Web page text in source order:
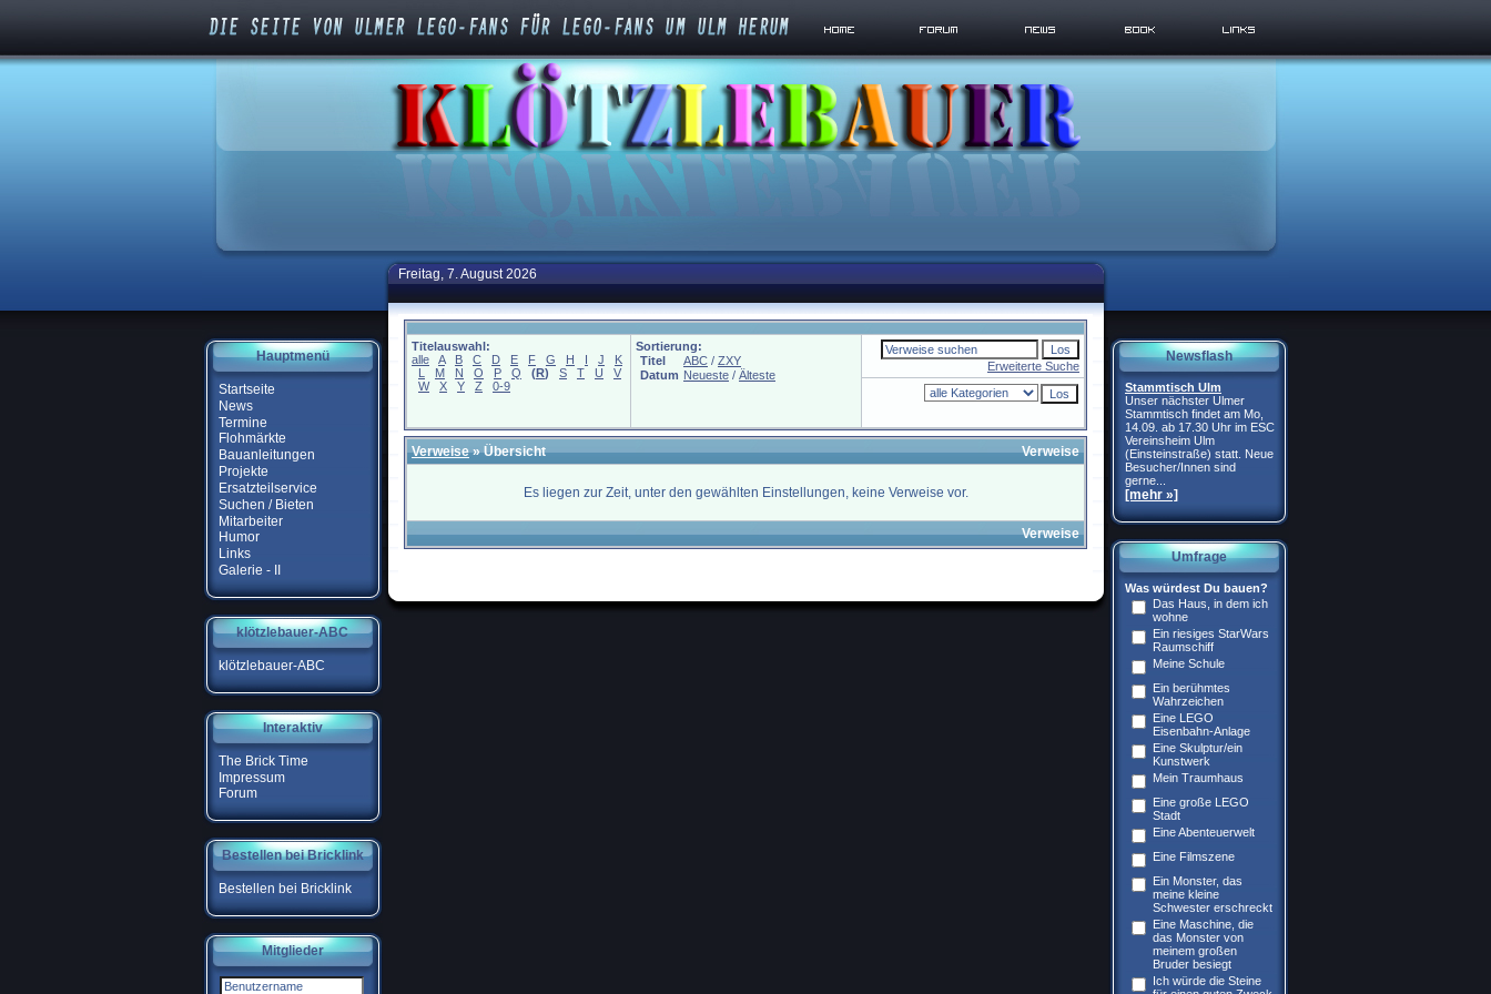
Hauptmenü
Startseite
News
Termine
Flohmärkte
Bauanleitungen
Projekte
Ersatzteilservice
Suchen / Bieten
Mitarbeiter
Humor
Links
Galerie - II
klötzlebauer-ABC
klötzlebauer-ABC
Interaktiv
The Brick Time
Impressum
Forum
Bestellen bei Bricklink
Bestellen bei Bricklink
Mitglieder
Freitag, 7. August 2026
Titelauswahl:
alle
A B C D E F G H I J
K
L
M N O P Q (R) S T U
V
W
X Y Z 0-9
Sortierung:
Titel
ABC / ZXY
Datum Neueste / Älteste
Erweiterte Suche
Verweise» Übersicht Verweise
Es liegen zur Zeit, unter den gewählten Einstellungen, keine Verweise vor.
Verweise
Newsflash
Stammtisch Ulm
Unser nächster Ulmer
Stammtisch findet am Mo,
14.09. ab 17.30 Uhr im ESC
Vereinsheim Ulm
(Einsteinstraße) statt. Neue
Besucher/Innen sind
gerne...
[mehr »]
Umfrage
Was würdest Du bauen?
Das Haus, in dem ich
wohne
Ein riesiges StarWars
Raumschiff
Meine Schule
Ein berühmtes
Wahrzeichen
Eine LEGO
Eisenbahn-Anlage
Eine Skulptur/ein
Kunstwerk
Mein Traumhaus
Eine große LEGO
Stadt
Eine Abenteuerwelt
Eine Filmszene
Ein Monster, das
meine kleine
Schwester erschreckt
Eine Maschine, die
das Monster von
meinem großen
Bruder besiegt
Ich würde die Steine